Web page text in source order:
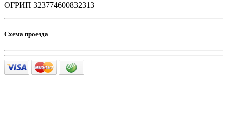
ОГРИП 323774600832313
Схема проезда